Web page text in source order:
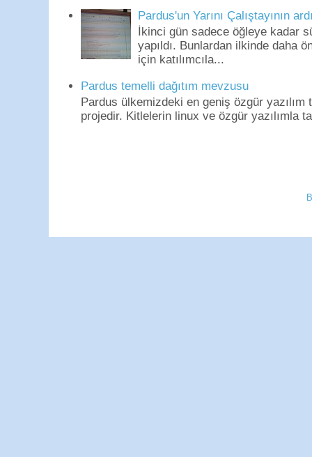
Pardus'un Yarını Çalıştayının
İkinci gün sadece öğleye kadar
yapıldı. Bunlardan ilkinde daha
için katılımcıla...
Pardus temelli dağıtım mevzusu
Pardus ülkemizdeki en geniş özgür
projedir. Kitlelerin linux ve özgür yazılımla